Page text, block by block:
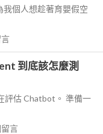
個人想趁著育嬰假空
到底該怎麼測
評估 Chatbot。 準備一
言